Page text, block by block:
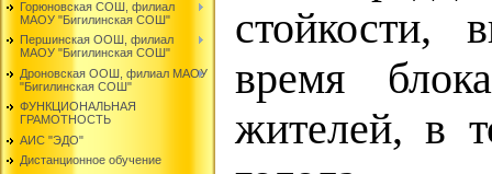
Горюновская СОШ, филиал
МАОУ "Бигилинская СОШ"
Першинская ООШ, филиал
МАОУ "Бигилинская СОШ"
Дроновская ООШ, филиал МАОУ
"Бигилинская СОШ"
ФУНКЦИОНАЛЬНАЯ
ГРАМОТНОСТЬ
АИС "ЭДО"
Дистанционное обучение
стойкости,
время
жителей, в